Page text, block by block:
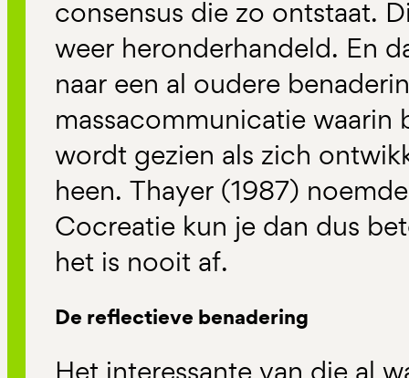
consensus die zo ontstaat.
weer heronderhandeld. En
naar een al oudere
massacommunicatie waarin
wordt gezien als zich
heen. Thayer (1987)
Cocreatie kun je dan dus
het is nooit af.
De reflectieve benadering